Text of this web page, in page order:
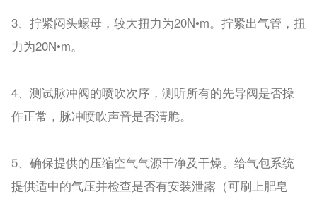
3、拧紧闷头螺母，较大扭力为20N•m。拧紧出气管，扭
力为20N•m。
4、测试脉冲阀的喷吹次序，测听所有的先导阀是否操
作正常，脉冲喷吹声音是否清脆。
5、确保提供的压缩空气气源干净及干燥。给气包系统
提供适中的气压并检查是否有安装泄露（可刷上肥皂